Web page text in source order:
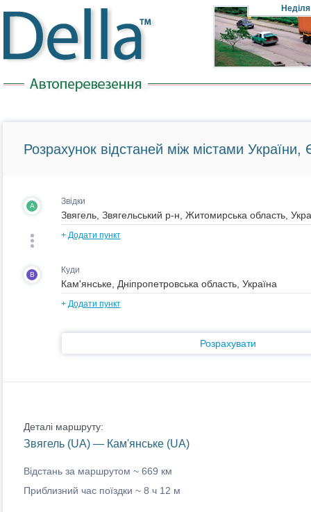
Неділя
Розрахунок відстаней між містами України,
A Звідки
+ Додати пункт
B Куди
+ Додати пункт
Розрахувати
Деталі маршруту:
Звягель (UA) — Кам'янське (UA)
Відстань за маршрутом ~ 669 км
Приблизний час поїздки ~ 8 ч 12 м